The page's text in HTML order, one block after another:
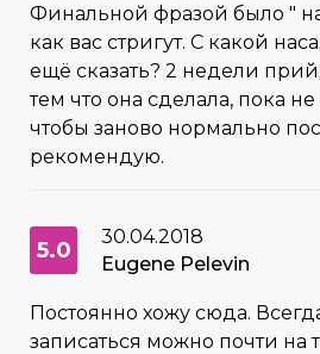
Финальной фразой было "
как вас стригут. С какой
ещё сказать? 2 недели
тем что она сделала, пока
чтобы заново нормально
рекомендую.
5.0
30.04.2018
Eugene Pelevin
Постоянно хожу сюда.
записаться можно почти на